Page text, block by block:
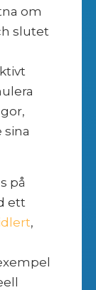
om
slutet
på
ett
,